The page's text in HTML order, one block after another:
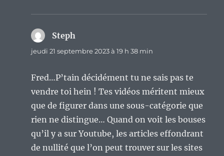
Steph
jeudi 21 septembre 2023 à 19 h 38 min
Fred…P’tain décidément tu ne sais pas te
vendre toi hein ! Tes vidéos méritent mieux
que de figurer dans une sous-catégorie que
rien ne distingue… Quand on voit les bouses
qu’il y a sur Youtube, les articles effondrant
de nullité que l’on peut trouver sur les sites